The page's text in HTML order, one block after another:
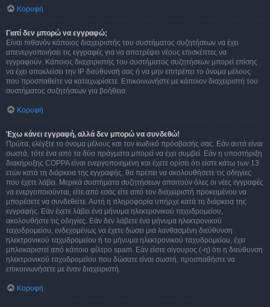
Κορυφή
Γιατί δεν μπορώ να εγγραφώ;
Είναι πιθανόν κάποιος διαχειριστής του συστήματος συζητήσεων να έχει
απενεργοποιήσει τις εγγραφές για να αποτρέψει νέους επισκέπτες να
εγγραφούν. Κάποιος διαχειριστής του συστήματος συζητήσεων μπορεί επίσης
να έχει αποκλείσει την IP διεύθυνσή σας ή να μην επιτρέπει το όνομα μέλους
που προσπαθείτε να καταχωρίσετε. Επικοινωνήστε με κάποιον διαχειριστή του
συστήματος συζητήσεων για βοήθεια.
Κορυφή
Έχω κάνει εγγραφή, αλλά δεν μπορώ να συνδεθώ!
Πρώτα, ελέγξτε το όνομα μέλους και τον κωδικό πρόσβασής σας. Εάν αυτά είναι
σωστά, τότε ένα από τα δύο πράγματα μπορεί να έχει συμβεί. Εάν η υποστήριξη
διακήρυξης COPPA είναι ενεργοποιημένη και έχετε ορίσει ότι είστε κάτω των 13
ετών κατά τη διάρκεια της εγγραφής, θα πρέπει να ακολουθήσετε τις οδηγίες
που έχετε λάβει. Μερικά συστήματα συζητήσεων απαιτούν όλες οι νέες εγγραφές
να ενεργοποιούνται, είτε από εσάς είτε από τον διαχειριστή προκειμένου να
μπορέσετε να συνδεθείτε. Αυτή η πληροφορία υπήρχε κατά τη διάρκεια της
εγγραφής. Εάν έχετε λάβει ένα μήνυμα ηλεκτρονικού ταχυδρομείου,
ακολουθήστε τις οδηγίες. Εάν δεν λάβετε ένα μήνυμα ηλεκτρονικού
ταχυδρομείου, ενδεχομένως να έχετε δώσει μια λανθασμένη διεύθυνση
ηλεκτρονικού ταχυδρομείου ή το μήνυμα ηλεκτρονικού ταχυδρομείου, έχει
μπλοκαριστεί από κάποιο φίλτρο spam. Εάν είστε σίγουρος (-η) ότι η διεύθυνση
ηλεκτρονικού ταχυδρομείου που δώσατε είναι σωστή, προσπαθήστε να
επικοινωνήσετε με έναν διαχειριστή.
Κορυφή